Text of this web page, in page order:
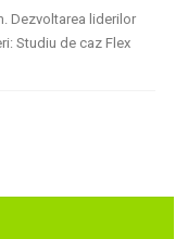
Dezvoltarea liderilor
Studiu de caz Flex